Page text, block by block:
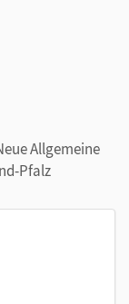
Allgemeine
Pfalz